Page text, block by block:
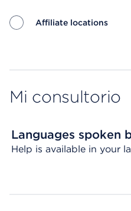
Affiliate locations
Mi consultorio
Languages spoken
Help is available in your